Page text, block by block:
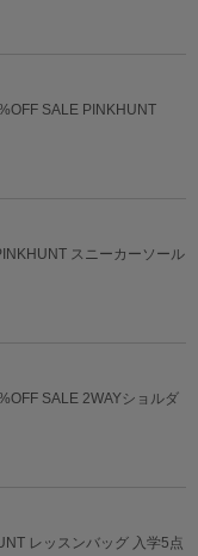
SALE PINKHUNT
スニーカーソール
SALE 2WAYショルダ
レッスンバッグ 入学5点